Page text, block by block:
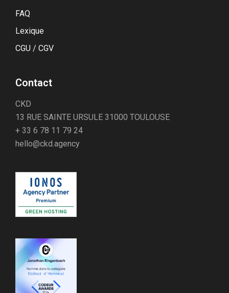
FAQ
Lexique
CGU / CGV
Contact
CKD
13 RUE SAINTE URSULE 31000 TOULOUSE
+ 33 6 78 11 79 24
hello@ckd.agency